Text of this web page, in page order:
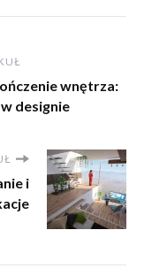
wnętrza:
designie
i